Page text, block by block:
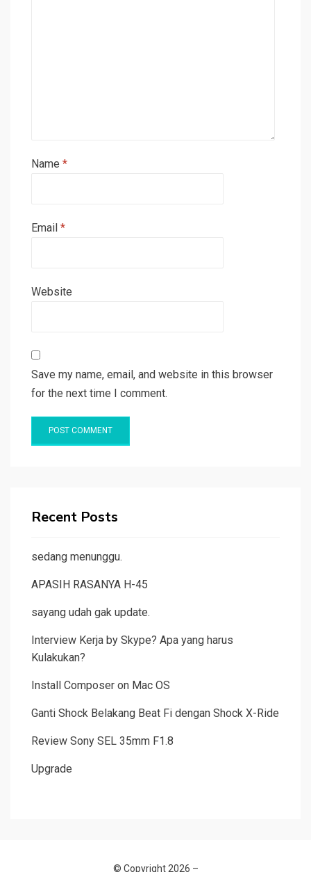
Name *
Email *
Website
Save my name, email, and website in this browser
for the next time I comment.
Recent Posts
sedang menunggu.
APASIH RASANYA H-45
sayang udah gak update.
Interview Kerja by Skype? Apa yang harus
Kulakukan?
Install Composer on Mac OS
Ganti Shock Belakang Beat Fi dengan Shock X-Ride
Review Sony SEL 35mm F1.8
Upgrade
© Copyright 2026 –